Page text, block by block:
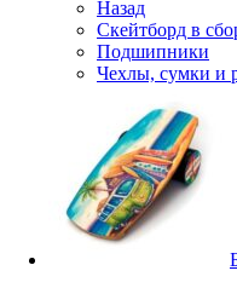
Назад
Скейтборд в
Подшипники
Чехлы, сумки и